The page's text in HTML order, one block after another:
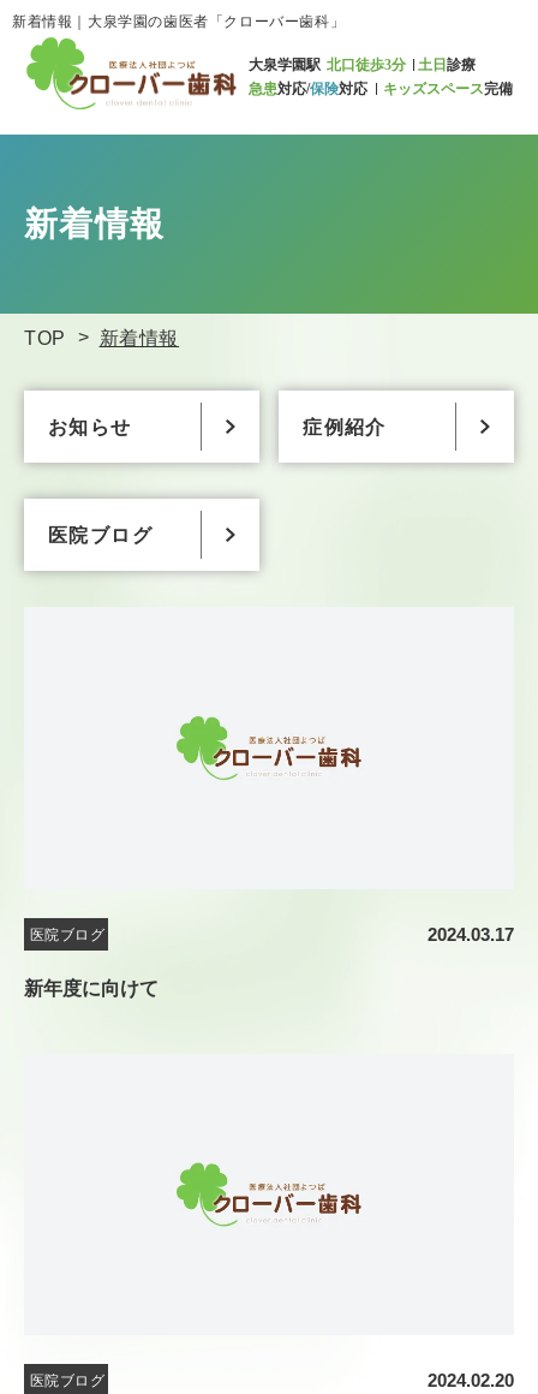
新着情報｜大泉学園の歯医者「クローバー歯科」
大泉学園駅 北口徒歩3分 土日 診療
急患対応/保険対応 キッズスペース完備
新着情報
TOP 新着情報
お知らせ 症例紹介
医院ブログ
医院ブログ 2024.03.17
新年度に向けて
医院ブログ 2024.02.20